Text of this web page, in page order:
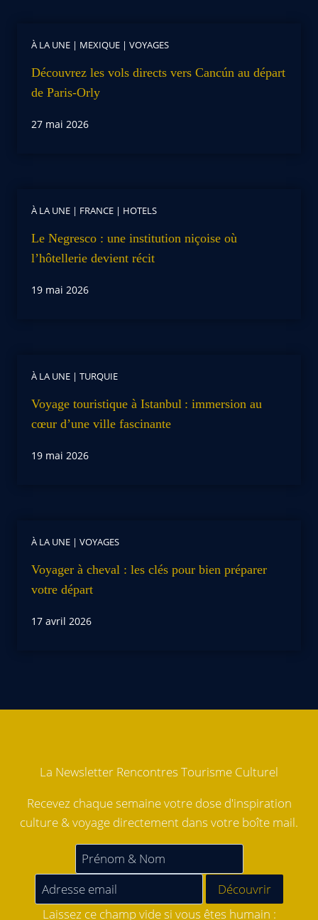
À LA UNE | MEXIQUE | VOYAGES
Découvrez les vols directs vers Cancún au départ
de Paris-Orly
27 mai 2026
À LA UNE | FRANCE | HOTELS
Le Negresco : une institution niçoise où
l’hôtellerie devient récit
19 mai 2026
À LA UNE | TURQUIE
Voyage touristique à Istanbul : immersion au
cœur d’une ville fascinante
19 mai 2026
À LA UNE | VOYAGES
Voyager à cheval : les clés pour bien préparer
votre départ
17 avril 2026
La Newsletter Rencontres Tourisme Culturel
Recevez chaque semaine votre dose d'inspiration
culture & voyage directement dans votre boîte mail.
Laissez ce champ vide si vous êtes humain :